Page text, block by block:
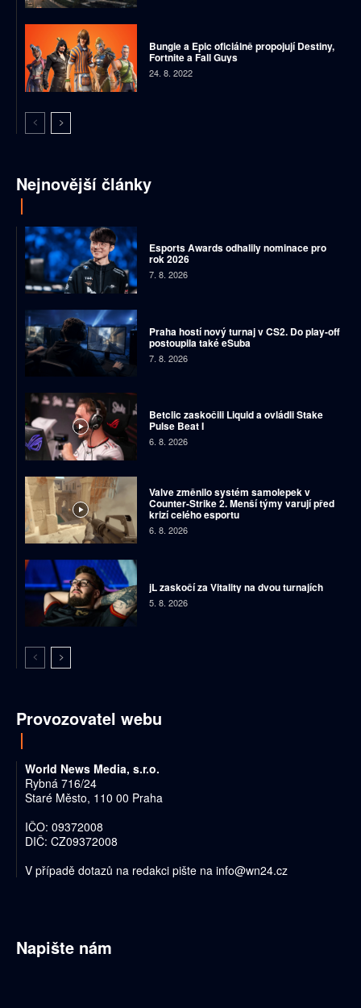
Bungie a Epic oficiálně propojují Destiny,
Fortnite a Fall Guys
24. 8. 2022
Nejnovější články
Esports Awards odhalily nominace pro
rok 2026
7. 8. 2026
Praha hostí nový turnaj v CS2. Do play-off
postoupila také eSuba
7. 8. 2026
Betclic zaskočili Liquid a ovládli Stake
Pulse Beat I
6. 8. 2026
Valve změnilo systém samolepek v
Counter-Strike 2. Menší týmy varují před
krizí celého esportu
6. 8. 2026
jL zaskočí za Vitality na dvou turnajích
5. 8. 2026
Provozovatel webu
World News Media, s.r.o.
Rybná 716/24
Staré Město, 110 00 Praha
IČO: 09372008
DIČ: CZ09372008
V případě dotazů na redakci pište na info@wn24.cz
Napište nám